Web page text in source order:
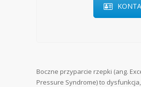
Boczne przyparcie rzepki (ang.
Pressure Syndrome) to